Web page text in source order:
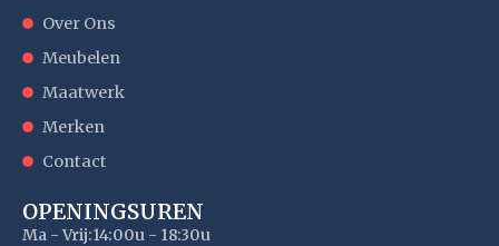
Over Ons
Meubelen
Maatwerk
Merken
Contact
OPENINGSUREN
Ma - Vrij:14:00u - 18:30u